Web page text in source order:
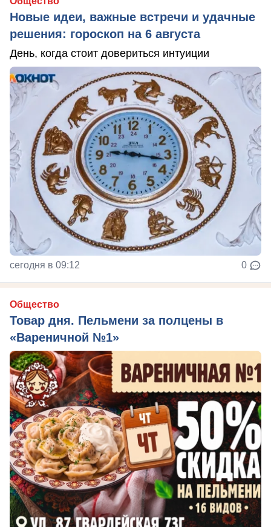
Новые идеи, важные встречи и удачные
решения: гороскоп на 6 августа
День, когда стоит довериться интуиции
сегодня в 09:12 0
Общество
Товар дня. Пельмени за полцены в
«Вареничной №1»